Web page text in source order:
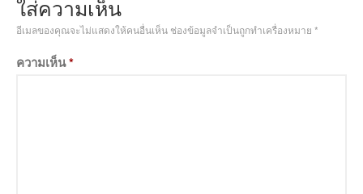
ใส่ความเห็น
อีเมลของคุณจะไม่แสดงให้คนอื่นเห็น ช่องข้อมูลจำเป็นถูกทำเครื่องหมาย *
ความเห็น*